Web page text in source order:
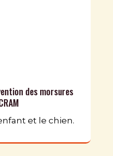
des morsures
et le chien.